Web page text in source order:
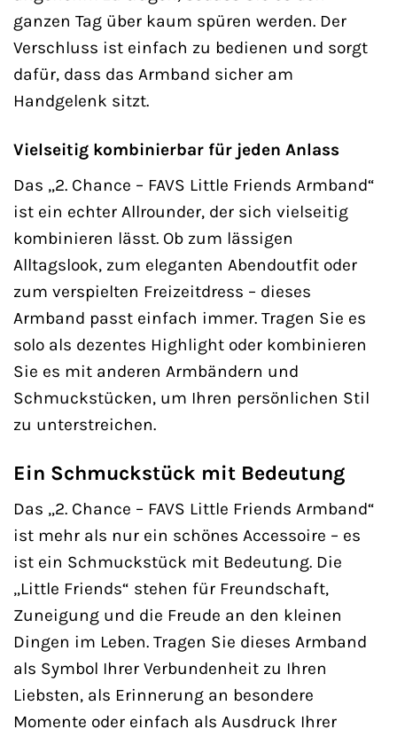
ganzen Tag über kaum spüren werden. Der
Verschluss ist einfach zu bedienen und sorgt
dafür, dass das Armband sicher am
Handgelenk sitzt.
Vielseitig kombinierbar für jeden Anlass
Das „2. Chance – FAVS Little Friends Armband“
ist ein echter Allrounder, der sich vielseitig
kombinieren lässt. Ob zum lässigen
Alltagslook, zum eleganten Abendoutfit oder
zum verspielten Freizeitdress – dieses
Armband passt einfach immer. Tragen Sie es
solo als dezentes Highlight oder kombinieren
Sie es mit anderen Armbändern und
Schmuckstücken, um Ihren persönlichen Stil
zu unterstreichen.
Ein Schmuckstück mit Bedeutung
Das „2. Chance – FAVS Little Friends Armband“
ist mehr als nur ein schönes Accessoire – es
ist ein Schmuckstück mit Bedeutung. Die
„Little Friends“ stehen für Freundschaft,
Zuneigung und die Freude an den kleinen
Dingen im Leben. Tragen Sie dieses Armband
als Symbol Ihrer Verbundenheit zu Ihren
Liebsten, als Erinnerung an besondere
Momente oder einfach als Ausdruck Ihrer